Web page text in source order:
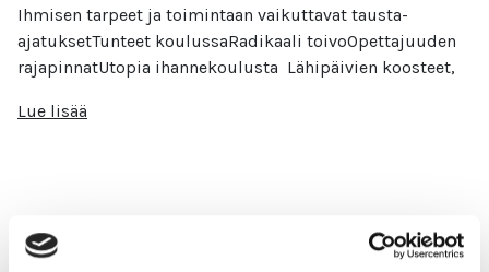
Ihmisen tarpeet ja toimintaan vaikuttavat tausta-
ajatuksetTunteet koulussaRadikaali toivoOpettajuuden
rajapinnatUtopia ihannekoulusta Lähipäivien koosteet,
Lue lisää
Toivon retkikunta: Kehittämistehtävä